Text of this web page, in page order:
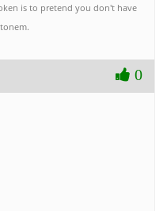
is to pretend you don't have
0